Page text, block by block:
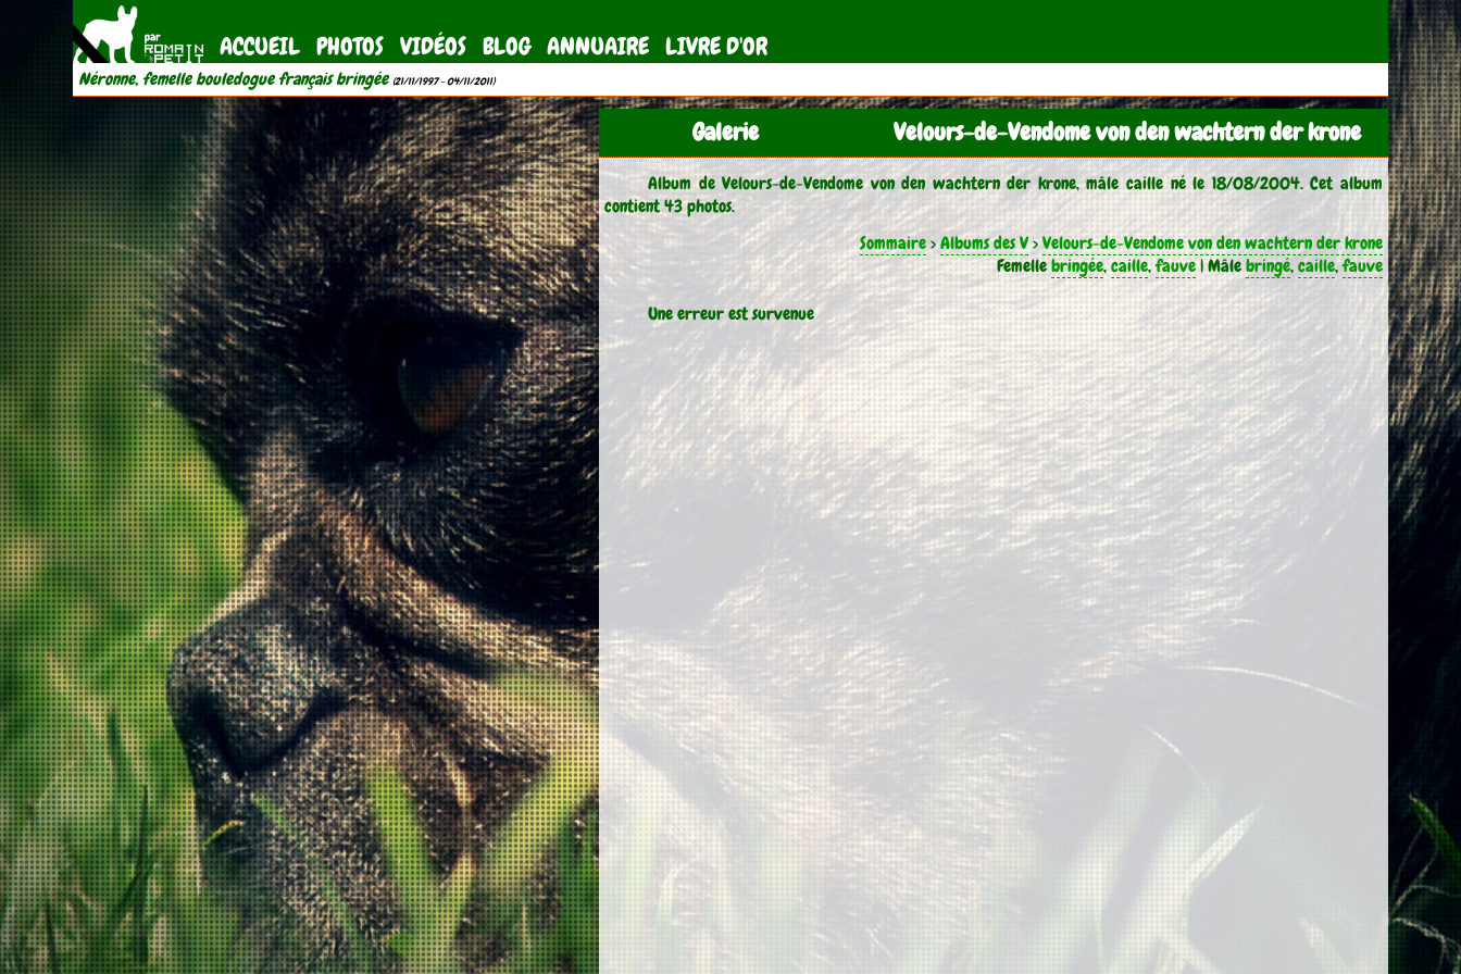
ACCUEIL PHOTOS VIDÉOS BLOG ANNUAIRE LIVRE D'OR
Néronne, femelle bouledogue français bringée (21/11/1997 - 04/11/2011)
Galerie Velours-de-Vendome von den wachtern der krone
Album de Velours-de-Vendome von den wachtern der krone, mâle caille né le 18/08/2004. Cet album
contient 43 photos.
Sommaire>Albums des V>Velours-de-Vendome von den wachtern der krone
Femellebringée,caille,fauve| Mâlebringé,caille,fauve
Une erreur est survenue